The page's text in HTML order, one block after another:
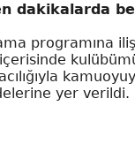
dakikalarda
programına
yer verildi.